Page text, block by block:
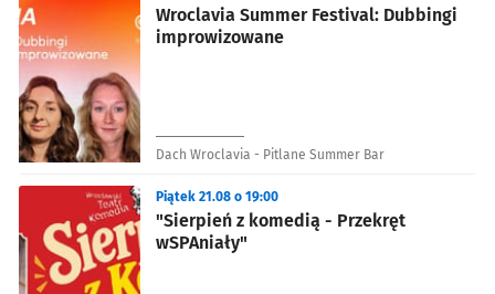
Wroclavia Summer Festival: Dubbingi
improwizowane
Dach Wroclavia - Pitlane Summer Bar
"Sierpień z komedią - Przekręt
wSPAniały"
Piątek 21.08 o 19:00